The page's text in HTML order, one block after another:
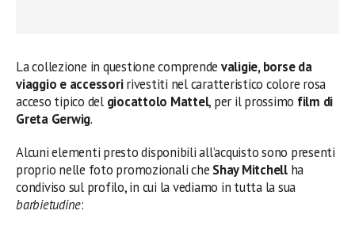
La collezione in questione comprende valigie, borse da
viaggio e accessoririvestiti nel caratteristico colore rosa
acceso tipico del giocattolo Mattel, per il prossimo film di
Greta Gerwig.
Alcuni elementi presto disponibili all’acquisto sono presenti
proprio nelle foto promozionali che Shay Mitchell ha
condiviso sul profilo, in cui la vediamo in tutta la sua
barbietudine: